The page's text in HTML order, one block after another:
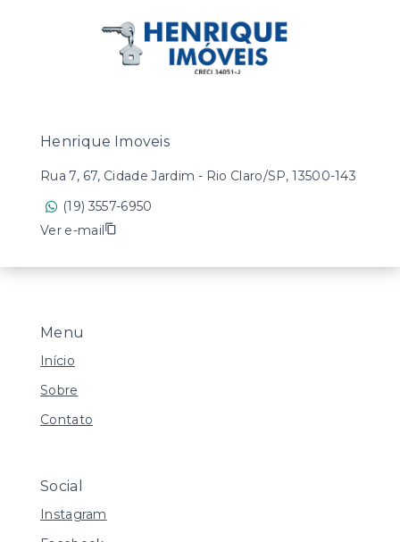
Menu
Início
Sobre
Contato
Social
Instagram
Henrique Imoveis
Rua 7, 67, Cidade Jardim - Rio Claro/SP, 13500-143
(19) 3557-6950
Ver e-mail